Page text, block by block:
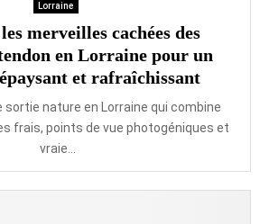
Lorraine
merveilles cachées des
en Lorraine pour un
et rafraîchissant
sortie nature en Lorraine qui combine
frais, points de vue photogéniques et
vraie...